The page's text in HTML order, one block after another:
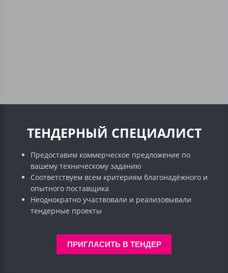
ТЕНДЕРНЫЙ СПЕЦИАЛИСТ
Предоставим коммерческое предложение по
вашему техническому заданию
Соответствуем всем критериям благонадёжного и
опытного поставщика
Неоднократно участвовали и реализовывали
тендерные проекты
ПРИГЛАСИТЬ В ТЕНДЕР